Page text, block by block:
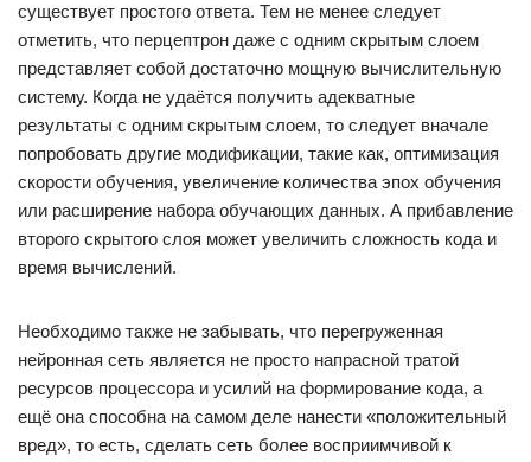
существует простого ответа. Тем не менее следует
отметить, что перцептрон даже с одним скрытым слоем
представляет собой достаточно мощную вычислительную
систему. Когда не удаётся получить адекватные
результаты с одним скрытым слоем, то следует вначале
попробовать другие модификации, такие как, оптимизация
скорости обучения, увеличение количества эпох обучения
или расширение набора обучающих данных. А прибавление
второго скрытого слоя может увеличить сложность кода и
время вычислений.
Необходимо также не забывать, что перегруженная
нейронная сеть является не просто напрасной тратой
ресурсов процессора и усилий на формирование кода, а
ещё она способна на самом деле нанести «положительный
вред», то есть, сделать сеть более восприимчивой к